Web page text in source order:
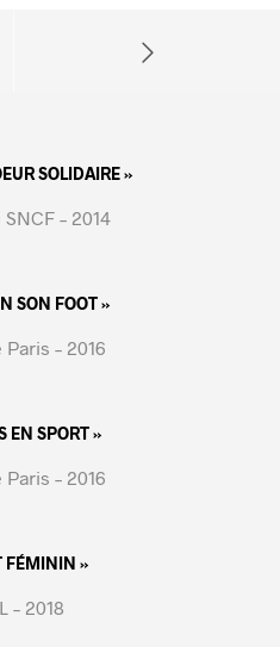
SOLIDAIRE »
– 2014
SON FOOT »
– 2016
EN SPORT »
– 2016
FÉMININ »
– 2018